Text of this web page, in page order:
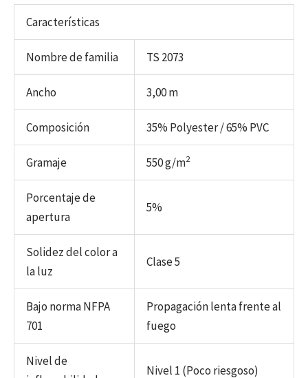
Características
Nombre de familia TS 2073
Ancho 3,00 m
Composición 35% Polyester / 65% PVC
Gramaje 550 g/m2
Porcentaje de
apertura
5%
Solidez del color a
la luz
Clase 5
Bajo norma NFPA
701
Propagación lenta frente al
fuego
Nivel de
Nivel 1 (Poco riesgoso)